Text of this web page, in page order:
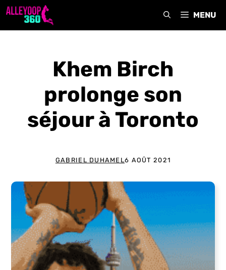
Aller
MENU
Khem Birch
prolonge son
séjour à Toronto
GABRIEL DUHAMEL6 AOÛT 2021